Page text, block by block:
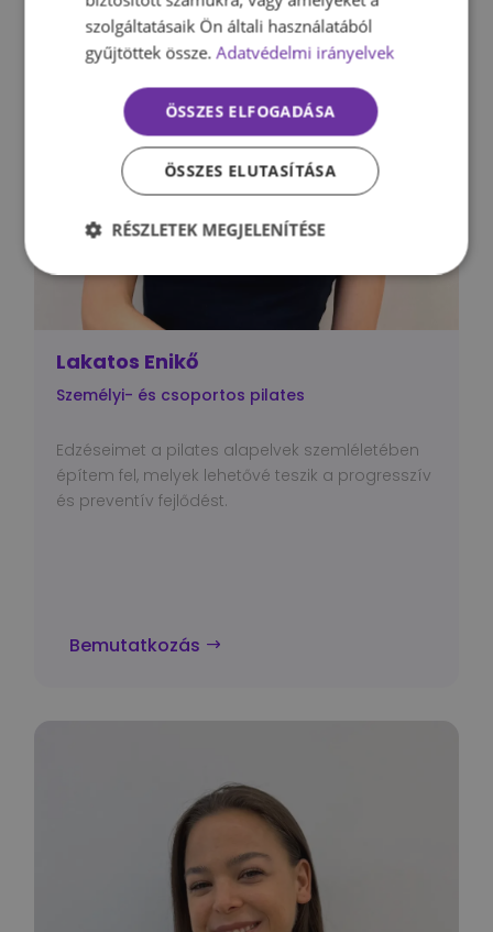
Lakatos Enikő
Személyi- és csoportos pilates
Edzéseimet a pilates alapelvek szemléletében
építem fel, melyek lehetővé teszik a progresszív
és preventív fejlődést.
Bemutatkozás
szolgáltatásaik Ön általi használatából
gyűjtöttek össze. Adatvédelmi irányelvek
ÖSSZES ELFOGADÁSA
ÖSSZES ELUTASÍTÁSA
RÉSZLETEK MEGJELENÍTÉSE